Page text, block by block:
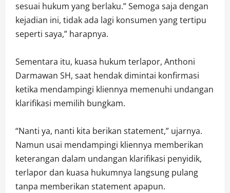
sesuai hukum yang berlaku.” Semoga saja dengan
kejadian ini, tidak ada lagi konsumen yang tertipu
seperti saya,” harapnya.
Sementara itu, kuasa hukum terlapor, Anthoni
Darmawan SH, saat hendak dimintai konfirmasi
ketika mendampingi kliennya memenuhi undangan
klarifikasi memilih bungkam.
“Nanti ya, nanti kita berikan statement,” ujarnya.
Namun usai mendampingi kliennya memberikan
keterangan dalam undangan klarifikasi penyidik,
terlapor dan kuasa hukumnya langsung pulang
tanpa memberikan statement apapun.